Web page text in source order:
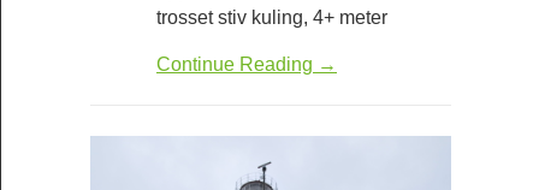
trosset stiv kuling, 4+ meter
Continue Reading →